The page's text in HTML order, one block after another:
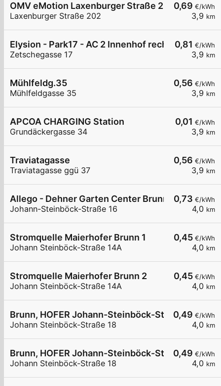
0,69 €/kWh
3,9 km
OMV eMotion Laxenburger Straße 202 Wien
Laxenburger Straße 202
0,81 €/kWh
3,9 km
Elysion - Park17 - AC 2 Innenhof rechts
Zetschegasse 17
0,56 €/kWh
3,9 km
Mühlfeldg.35
Mühlfeldgasse 35
0,01 €/kWh
3,9 km
APCOA CHARGING Station
Grundäckergasse 34
0,56 €/kWh
3,9 km
Traviatagasse
Traviatagasse ggü 37
0,73 €/kWh
4,0 km
Allego - Dehner Garten Center Brunn am Gebirge
Johann-Steinböck-Straße 16
0,45 €/kWh
4,0 km
Stromquelle Maierhofer Brunn 1
Johann Steinböck-Straße 14A
0,45 €/kWh
4,0 km
Stromquelle Maierhofer Brunn 2
Johann Steinböck-Straße 14A
0,49 €/kWh
4,0 km
Brunn, HOFER Johann-Steinböck-Str.
Johann Steinböck-Straße 18
0,49 €/kWh
4,0 km
Brunn, HOFER Johann-Steinböck-Str.
Johann Steinböck-Straße 18